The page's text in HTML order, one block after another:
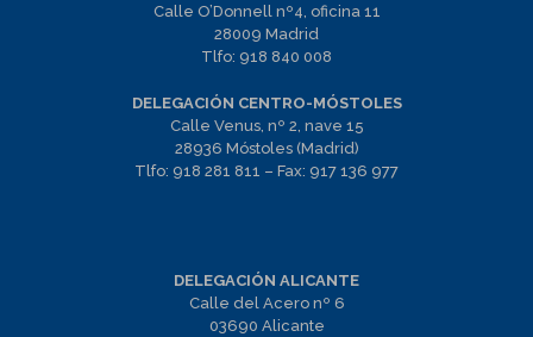
Calle O’Donnell nº4, oficina 11
28009 Madrid
Tlfo: 918 840 008
DELEGACIÓN CENTRO-MÓSTOLES
Calle Venus, nº 2, nave 15
28936 Móstoles (Madrid)
Tlfo: 918 281 811 – Fax: 917 136 977
DELEGACIÓN ALICANTE
Calle del Acero nº 6
03690 Alicante